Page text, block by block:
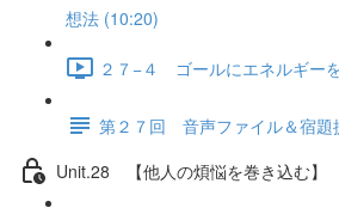
想法 (10:20)
２７−４ ゴールにエネルギー
第２７回 音声ファイル＆宿題
Unit.28 【他人の煩悩を巻き込む】